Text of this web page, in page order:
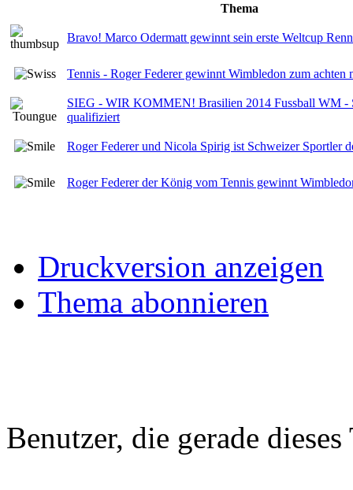
Thema
Bravo! Marco Odermatt gewinnt sein erste Weltcup
Tennis - Roger Federer gewinnt Wimbledon zum achten
SIEG - WIR KOMMEN! Brasilien 2014 Fussball WM -
qualifiziert
Roger Federer und Nicola Spirig ist Schweizer Sportler
Roger Federer der König vom Tennis gewinnt
Druckversion anzeigen
Thema abonnieren
Benutzer, die gerade